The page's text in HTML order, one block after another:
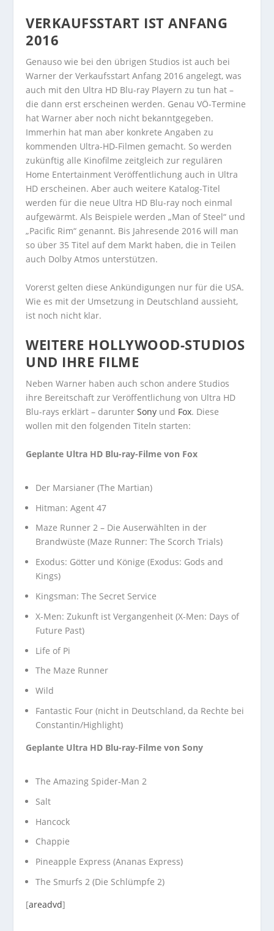
VERKAUFSSTART IST ANFANG
2016
Genauso wie bei den übrigen Studios ist auch bei
Warner der Verkaufsstart Anfang 2016 angelegt, was
auch mit den Ultra HD Blu-ray Playern zu tun hat –
die dann erst erscheinen werden. Genau VÖ-Termine
hat Warner aber noch nicht bekanntgegeben.
Immerhin hat man aber konkrete Angaben zu
kommenden Ultra-HD-Filmen gemacht. So werden
zukünftig alle Kinofilme zeitgleich zur regulären
Home Entertainment Veröffentlichung auch in Ultra
HD erscheinen. Aber auch weitere Katalog-Titel
werden für die neue Ultra HD Blu-ray noch einmal
aufgewärmt. Als Beispiele werden „Man of Steel“ und
„Pacific Rim“ genannt. Bis Jahresende 2016 will man
so über 35 Titel auf dem Markt haben, die in Teilen
auch Dolby Atmos unterstützen.
Vorerst gelten diese Ankündigungen nur für die USA.
Wie es mit der Umsetzung in Deutschland aussieht,
ist noch nicht klar.
WEITERE HOLLYWOOD-STUDIOS
UND IHRE FILME
Neben Warner haben auch schon andere Studios
ihre Bereitschaft zur Veröffentlichung von Ultra HD
Blu-rays erklärt – darunterSony und Fox. Diese
wollen mit den folgenden Titeln starten:
Geplante Ultra HD Blu-ray-Filme von Fox
Der Marsianer (The Martian)
Hitman: Agent 47
Maze Runner 2 – Die Auserwählten in der
Brandwüste (Maze Runner: The Scorch Trials)
Exodus: Götter und Könige (Exodus: Gods and
Kings)
Kingsman: The Secret Service
X-Men: Zukunft ist Vergangenheit (X-Men: Days of
Future Past)
Life of Pi
The Maze Runner
Wild
Fantastic Four (nicht in Deutschland, da Rechte bei
Constantin/Highlight)
Geplante Ultra HD Blu-ray-Filme von Sony
The Amazing Spider-Man 2
Salt
Hancock
Chappie
Pineapple Express (Ananas Express)
The Smurfs 2 (Die Schlümpfe 2)
[areadvd]